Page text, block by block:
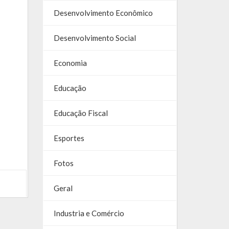
Desenvolvimento Econômico
Desenvolvimento Social
Economia
Educação
Educação Fiscal
Esportes
Fotos
Geral
Industria e Comércio